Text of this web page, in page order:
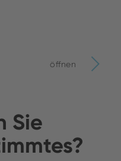
öffnen
Sie